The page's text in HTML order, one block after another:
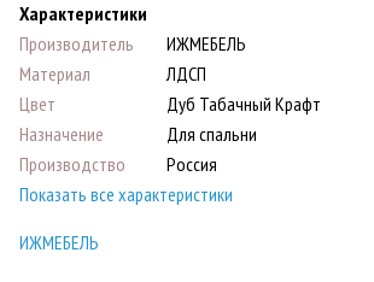
Характеристики
Производитель
ИЖМЕБЕЛЬ
Материал
ЛДСП
Цвет
Дуб Табачный Крафт
Назначение
Для спальни
Производство
Россия
Показать все характеристики
ИЖМЕБЕЛЬ